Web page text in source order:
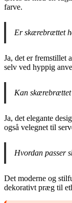
farve.
Er skærebrættet
Ja, det er fremstillet
selv ved hyppig
Kan
Ja, det elegante
også velegnet til
Hvordan passer
Det moderne og
dekorativt præg til